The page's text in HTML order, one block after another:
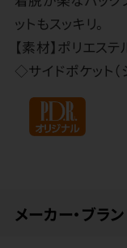
ットもスッキリ。
【素材】ポリエス
◇サイドポケット（
メーカー・ブラ